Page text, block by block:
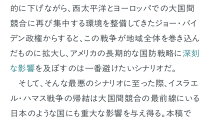
的に下げながら、西太平洋とヨーロッパでの大国間
競合に再び集中する環境を整備してきたジョー・バイ
デン政権からすると、この戦争が地域全体を巻き込ん
だものに拡大し、アメリカの長期的な国防戦略に 深刻
な影響を及ぼすのは一番避けたいシナリオだ。
そして、そんな最悪のシナリオに至った際、イスラエ
ル・ハマス戦争の帰結は大国間競合の最前線にいる
日本のような国にも重大な影響を与え得る。本稿で